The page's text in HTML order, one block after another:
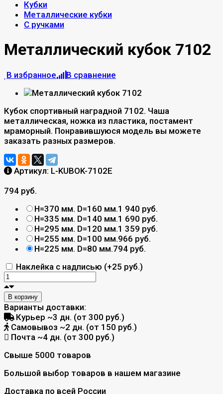
Кубки
Металлические кубки
С ручками
Металлический кубок 7102
В избранное В сравнение
Кубок спортивный наградной 7102. Чаша
металлическая, ножка из пластика, постамент
мраморный. Понравившуюся модель вы можете
заказать разных размеров.
Артикул: L-KUBOK-7102E
794 руб.
H=370 мм. D=160 мм.1 940 руб.
H=335 мм. D=140 мм.1 690 руб.
H=295 мм. D=120 мм.1 359 руб.
H=255 мм. D=100 мм.966 руб.
H=225 мм. D=80 мм.794 руб.
Наклейка с надписью (+25 руб.)
В корзину
Варианты доставки:
Курьер ~3 дн. (от 300 руб.)
Самовывоз ~2 дн. (от 150 руб.)
Почта ~4 дн. (от 300 руб.)
Свыше 5000 товаров
Большой выбор товаров в нашем магазине
Доставка по всей России